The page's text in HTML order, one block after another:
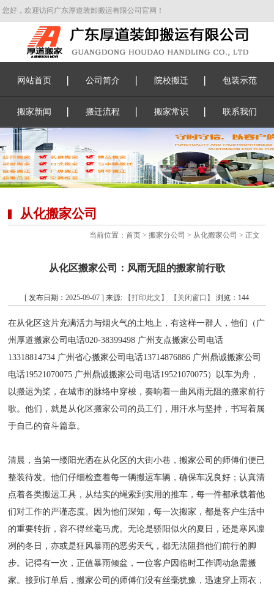
您好，欢迎访问广东厚道装卸搬运有限公司官网！
网站首页 公司简介 院校搬迁 包装示范
搬家新闻 搬迁流程 搬家常识 联系我们
从化搬家公司
当前位置： 首页> 搬家分公司 > 从化搬家公司 > 正文
从化区搬家公司：风雨无阻的搬家前行歌
[ 发布日期：2025-09-07 ] 来源: 【打印此文】 【关闭窗口】 浏览： 144
在从化区这片充满活力与烟火气的土地上，有这样一群人，他们（广
州厚道搬家公司电话020-38399498 广州支点搬家公司电话
13318814734 广州省心搬家公司电话13714876886 广州鼎诚搬家公司
电话19521070075 广州鼎诚搬家公司电话19521070075）以车为舟，
以搬运为桨，在城市的脉络中穿梭，奏响着一曲风雨无阻的搬家前行
歌。他们，就是从化区搬家公司的员工们，用汗水与坚持，书写着属
于自己的奋斗篇章。
清晨，当第一缕阳光洒在从化区的大街小巷，搬家公司的师傅们便已
整装待发。他们仔细检查着每一辆搬运车辆，确保车况良好；认真清
点着各类搬运工具，从结实的绳索到实用的推车，每一件都承载着他
们对工作的严谨态度。因为他们深知，每一次搬家，都是客户生活中
的重要转折，容不得丝毫马虎。无论是骄阳似火的夏日，还是寒风凛
冽的冬日，亦或是狂风暴雨的恶劣天气，都无法阻挡他们前行的脚
步。记得有一次，正值暴雨倾盆，一位客户因临时工作调动急需搬
家。接到订单后，搬家公司的师傅们没有丝毫犹豫，迅速穿上雨衣，